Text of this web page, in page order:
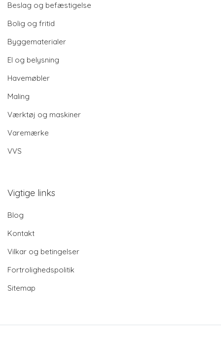
Beslag og befæstigelse
Bolig og fritid
Byggematerialer
El og belysning
Havemøbler
Maling
Værktøj og maskiner
Varemærke
VVS
Vigtige links
Blog
Kontakt
Vilkar og betingelser
Fortrolighedspolitik
Sitemap